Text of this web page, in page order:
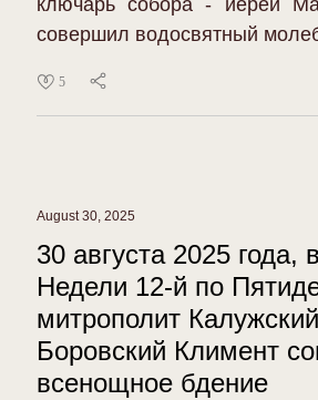
ключарь собора - иерей
совершил водосвятный
5
August 30, 2025
30 августа 2025 года,
Недели 12-й по
митрополит
Боровский Климент
всенощное бдение